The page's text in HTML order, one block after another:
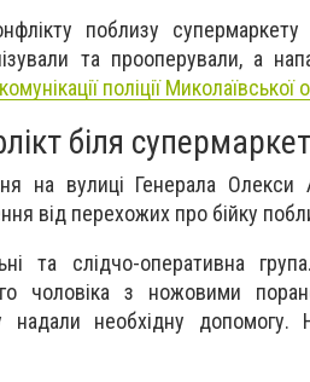
поблизу
та прооперували, а
поліції Миколаївської
біля
на вулиці Генерала
від перехожих про бійку
та слідчо-оперативна
чоловіка з ножовими
надали необхідну допомогу.